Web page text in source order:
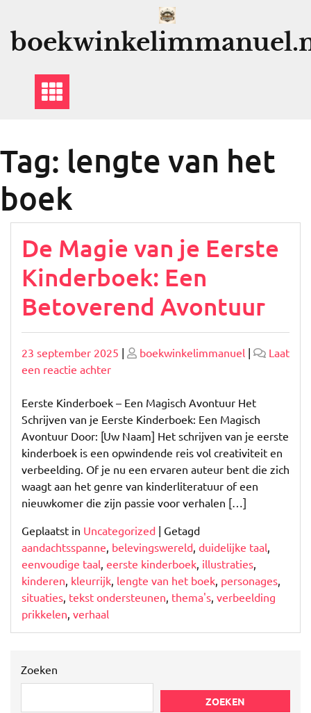
Tag: lengte van het
boek
De Magie van je Eerste
Kinderboek: Een
Betoverend Avontuur
Geplaatst
op
23 september 2025 | Geplaatst
boekwinkelimmanuel |
Laat
een reactie achterop
Magie
van
je
Eerste
Kinderboek:
Een
Betoverend
Eerste Kinderboek – Een Magisch Avontuur Het
Schrijven van je Eerste Kinderboek: Een Magisch
Avontuur Door: [Uw Naam] Het schrijven van je eerste
kinderboek is een opwindende reis vol creativiteit en
verbeelding. Of je nu een ervaren auteur bent die zich
waagt aan het genre van kinderliteratuur of een
nieuwkomer die zijn passie voor verhalen […]
Geplaatst in Uncategorized | Getagd
aandachtsspanne, belevingswereld, duidelijke taal,
eenvoudige taal, eerste kinderboek, illustraties,
kinderen, kleurrijk, lengte van het boek, personages,
situaties, tekst ondersteunen, thema's, verbeelding
prikkelen, verhaal
Zoeken
ZOEKEN